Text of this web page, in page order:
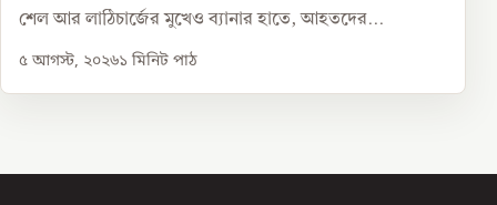
শেল আর লাঠিচার্জের মুখেও ব্যানার হাতে, আহতদের...
৫ আগস্ট, ২০২৬১ মিনিট পাঠ